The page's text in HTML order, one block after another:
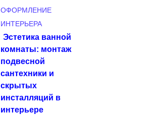
ОФОРМЛЕНИЕ
ИНТЕРЬЕРА
Эстетика ванной
комнаты: монтаж
подвесной
сантехники и
скрытых
инсталляций в
интерьере